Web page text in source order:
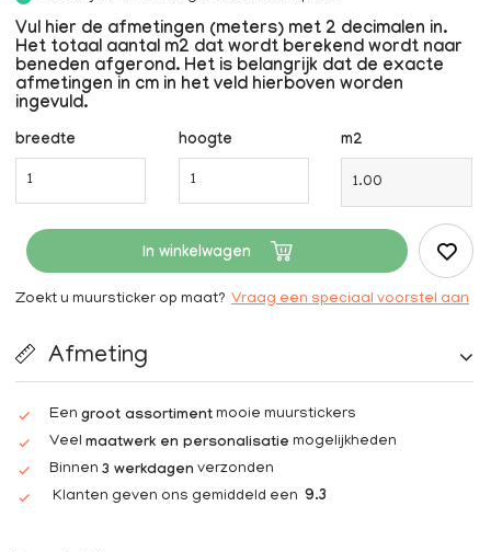
Vul hier de afmetingen (meters) met 2 decimalen in.
Het totaal aantal m2 dat wordt berekend wordt naar
beneden afgerond. Het is belangrijk dat de exacte
afmetingen in cm in het veld hierboven worden
ingevuld.
breedte hoogte m2
In winkelwagen
Zoekt u muursticker op maat? Vraag een speciaal voorstel aan
Afmeting
Een groot assortiment mooie muurstickers
Veel maatwerk en personalisatie mogelijkheden
Binnen 3 werkdagen verzonden
Klanten geven ons gemiddeld een 9.3